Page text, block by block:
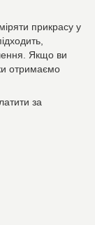
прикрасу у
Якщо ви
отримаємо
за